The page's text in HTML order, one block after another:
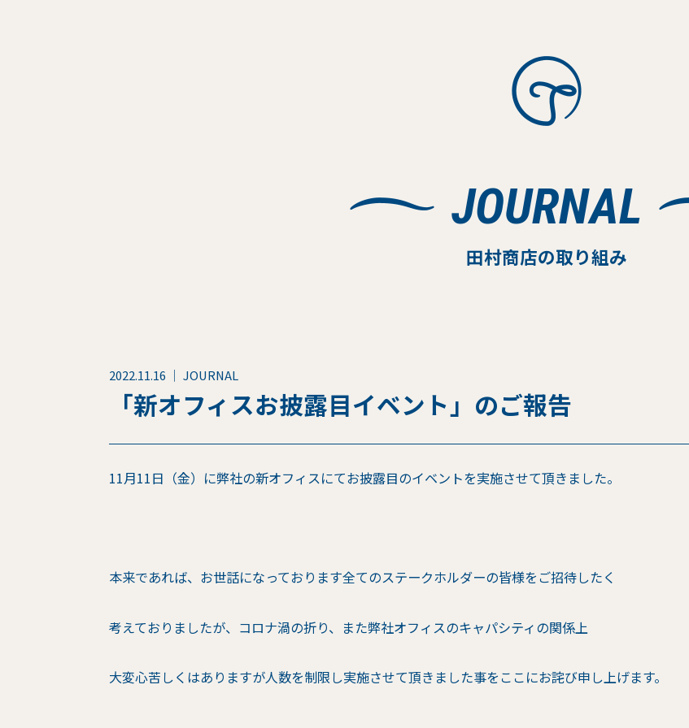
JOURNAL
田村商店の取り組み
2022.11.16 ｜ JOURNAL
「新オフィスお披露目イベント」のご報告
11月11日（金）に弊社の新オフィスにてお披露目のイベントを実施させて頂きました。
本来であれば、お世話になっております全てのステークホルダーの皆様をご招待したく
考えておりましたが、コロナ渦の折り、また弊社オフィスのキャパシティの関係上
大変心苦しくはありますが人数を制限し実施させて頂きました事をここにお詫び申し上げます。